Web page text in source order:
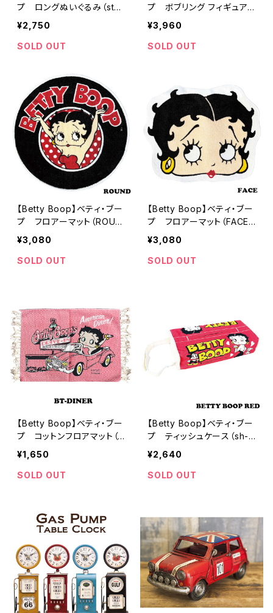
プ ロングぬいぐるみ（stp-
bt-lplu）
¥2,750
SOLD OUT
プ ボブリング フィギュア
（ラブラブのベティー）
¥3,960
SOLD OUT
【Betty Boop】ベティ・ブー
プ フロアーマット（ROUN
D/sh-39290ro）
¥3,080
SOLD OUT
【Betty Boop】ベティ・ブー
プ フロアーマット（FACE/
sh-39290fa）
¥3,080
SOLD OUT
【Betty Boop】ベティ・ブー
プ コットンフロアマット（S
H-00154851）
¥1,650
SOLD OUT
【Betty Boop】ベティ・ブー
プ ティッシュケース（sh-t
ccr1/sh-tccr2）
¥2,640
SOLD OUT